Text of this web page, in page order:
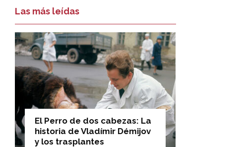
Las más leídas
El Perro de dos cabezas: La
historia de Vladímir Démijov
y los trasplantes